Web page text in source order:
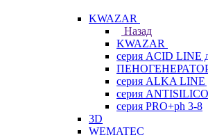
KWAZAR
Назад
KWAZAR
серия ACID LINE
серия ALKA LINE
серия
серия PRO+ph 3-8
3D
WEMATEC